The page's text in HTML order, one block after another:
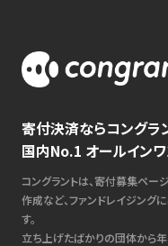
寄付決済ならコングラ
国内No.1 オールイン
コングラントは、寄付募集ペー
作成など、ファンドレイジング
す。
立ち上げたばかりの団体から